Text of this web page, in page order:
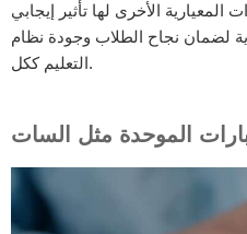
المعيارية الأخرى لها تأثير إيجابي
لضمان نجاح الطلاب وجودة نظام
التعليم ككل.
الموحدة مثل السات